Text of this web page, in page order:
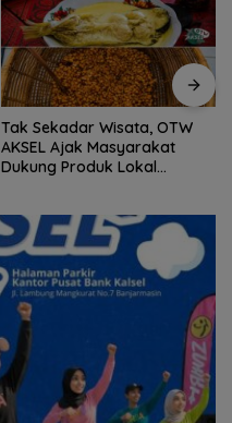
Tak Sekadar Wisata, OTW
AKSEL Ajak Masyarakat
Dukung Produk Lokal